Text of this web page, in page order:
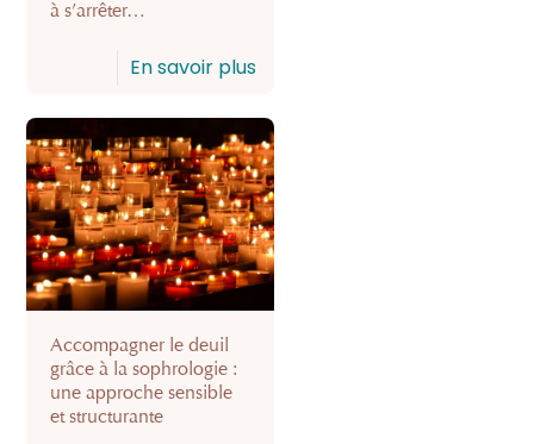
à s’arrêter…
En savoir plus
Accompagner le deuil
grâce à la sophrologie :
une approche sensible
et structurante